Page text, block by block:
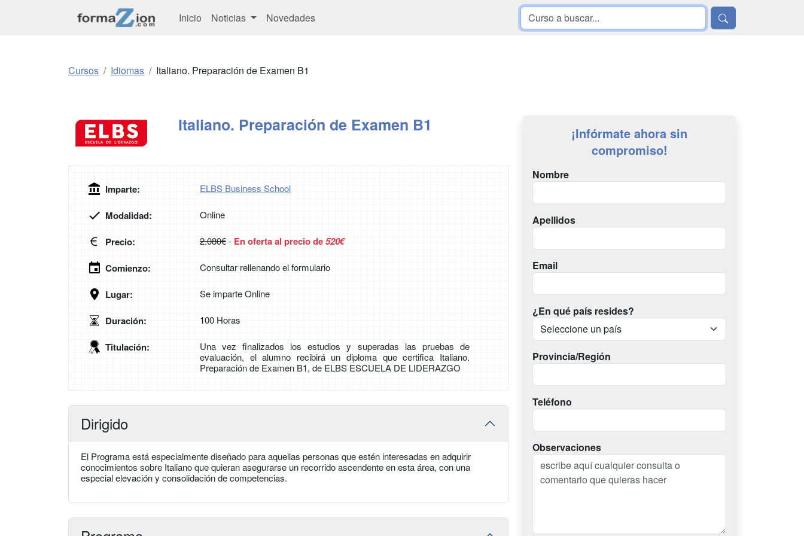
Inicio Noticias Novedades
Cursos Idiomas Italiano. Preparación de Examen B1
Italiano. Preparación de Examen B1
Imparte: ELBS Business School
Modalidad: Online
Precio: 2.080€- En oferta al precio de520€
Comienzo: Consultar rellenando el formulario
Lugar: Se imparte Online
Duración: 100 Horas
Titulación:
Una vez finalizados los estudios y superadas las pruebas de
evaluación, el alumno recibirá un diploma que certifica Italiano.
Preparación de Examen B1, de ELBS ESCUELA DE LIDERAZGO
Dirigido
El Programa está especialmente diseñado para aquellas personas que estén interesadas en adquirir
conocimientos sobre Italiano que quieran asegurarse un recorrido ascendente en esta área, con una
especial elevación y consolidación de competencias.
¡Infórmate ahora sin
compromiso!
Nombre
Apellidos
Email
¿En qué país resides?
Provincia/Región
Teléfono
Observaciones